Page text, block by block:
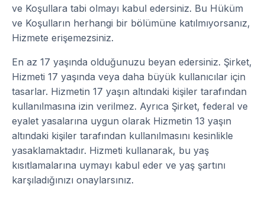
ve Koşullara tabi olmayı kabul edersiniz. Bu Hüküm
ve Koşulların herhangi bir bölümüne katılmıyorsanız,
Hizmete erişemezsiniz.
En az 17 yaşında olduğunuzu beyan edersiniz. Şirket,
Hizmeti 17 yaşında veya daha büyük kullanıcılar için
tasarlar. Hizmetin 17 yaşın altındaki kişiler tarafından
kullanılmasına izin verilmez. Ayrıca Şirket, federal ve
eyalet yasalarına uygun olarak Hizmetin 13 yaşın
altındaki kişiler tarafından kullanılmasını kesinlikle
yasaklamaktadır. Hizmeti kullanarak, bu yaş
kısıtlamalarına uymayı kabul eder ve yaş şartını
karşıladığınızı onaylarsınız.